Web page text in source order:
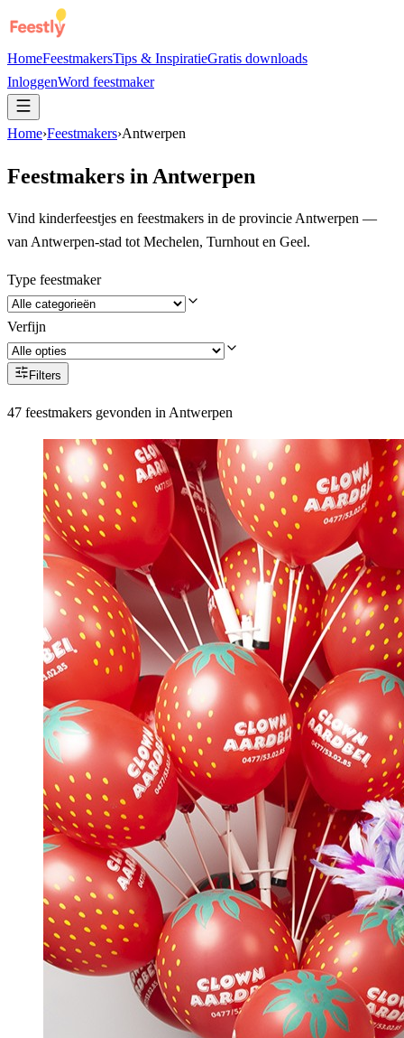
HomeFeestmakersTips & InspiratieGratis downloads
InloggenWord feestmaker
Home›Feestmakers›Antwerpen
Feestmakers in Antwerpen
Vind kinderfeestjes en feestmakers in de provincie Antwerpen —
van Antwerpen-stad tot Mechelen, Turnhout en Geel.
Type feestmaker
Verfijn
Filters
47 feestmakers gevonden in Antwerpen